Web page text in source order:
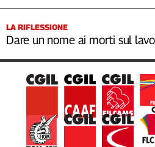
LA RIFLESSIONE
Dare un nome ai morti sul